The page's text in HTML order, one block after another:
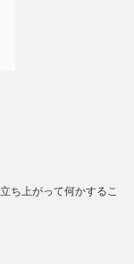
ち上がって何かするこ